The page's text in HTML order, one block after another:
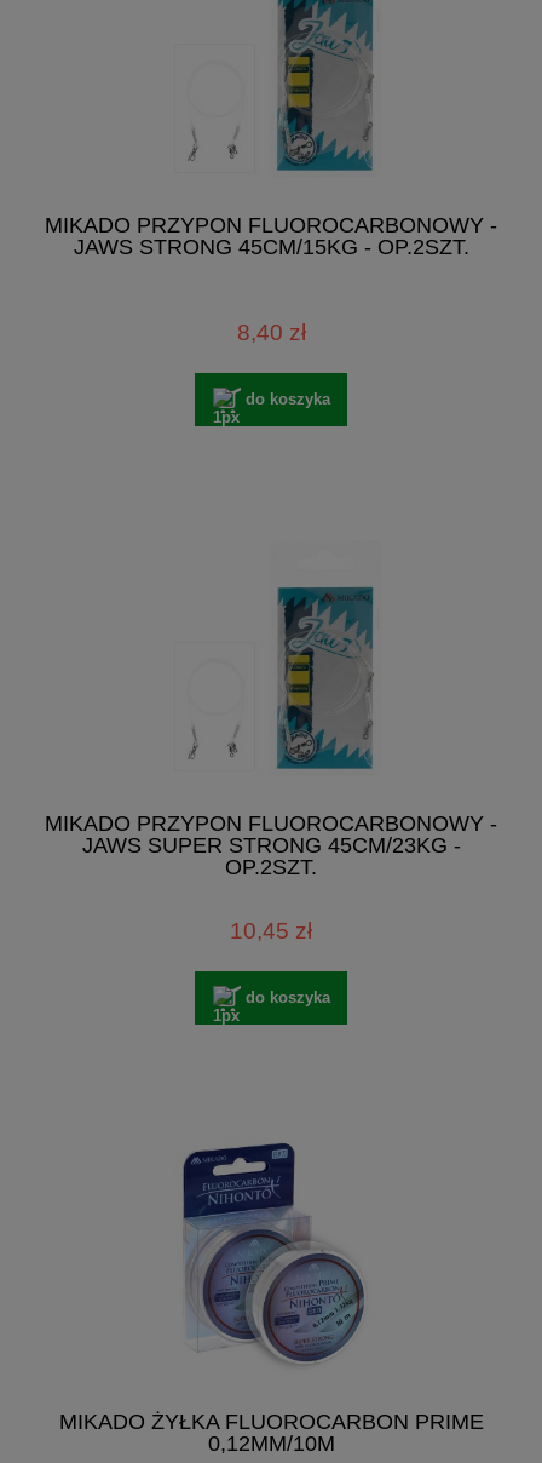
MIKADO PRZYPON FLUOROCARBONOWY -
JAWS STRONG 45CM/15KG - OP.2SZT.
8,40 zł
do koszyka
MIKADO PRZYPON FLUOROCARBONOWY -
JAWS SUPER STRONG 45CM/23KG -
OP.2SZT.
10,45 zł
do koszyka
MIKADO ŻYŁKA FLUOROCARBON PRIME
0,12MM/10M